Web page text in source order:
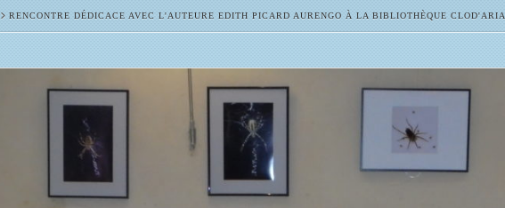
RENCONTRE DÉDICACE AVEC L'AUTEURE EDITH PICARD AURENGO À LA BIBLIOTHÈQUE CLOD'ARIA